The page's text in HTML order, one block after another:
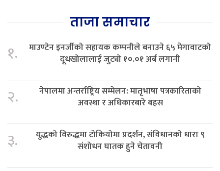
ताजा समाचार
१.
माउण्टेन इनर्जीको सहायक कम्पनीले बनाउने ६५ मेगावाटको
दूधखोलालाई जुट्यो १०.०१ अर्ब लगानी
२.
नेपालमा अन्तर्राष्ट्रिय सम्मेलन: मातृभाषा पत्रकारिताको
अवस्था र अधिकारबारे बहस
३.
युद्धको विरुद्धमा टोकियोमा प्रदर्शन, संविधानको धारा ९
संशोधन घातक हुने चेतावनी